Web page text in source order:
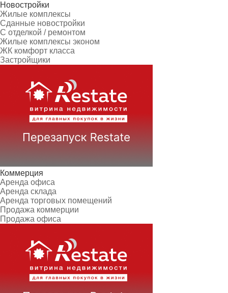
Новостройки
Жилые комплексы
Сданные новостройки
С отделкой / ремонтом
Жилые комплексы эконом
ЖК комфорт класса
Застройщики
Коммерция
Аренда офиса
Аренда склада
Аренда торговых помещений
Продажа коммерции
Продажа офиса